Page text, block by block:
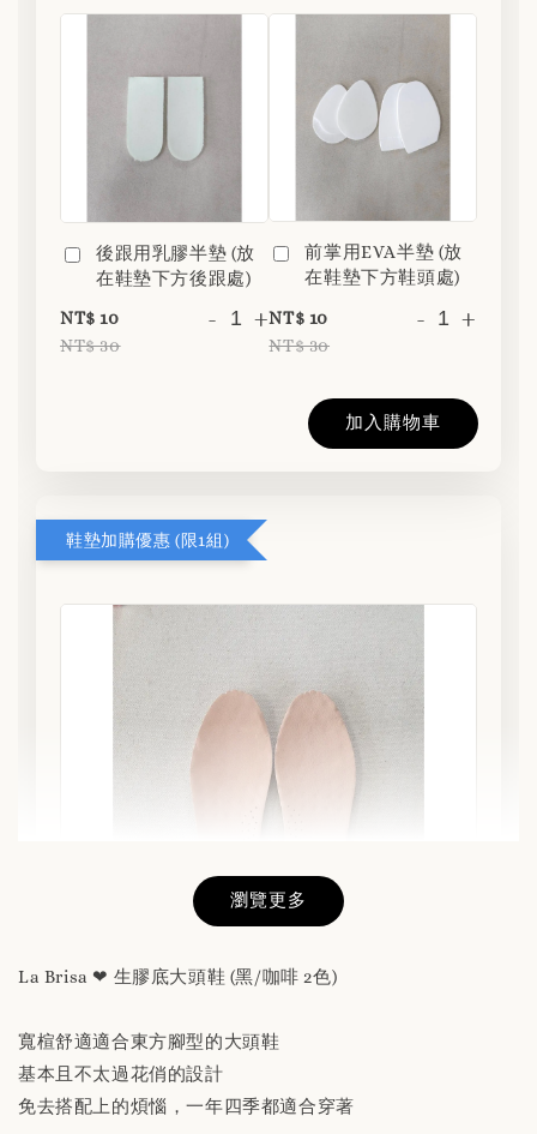
後跟用乳膠半墊 (放
在鞋墊下方後跟處)
NT$ 10
NT$ 30
- +
前掌用EVA半墊 (放
在鞋墊下方鞋頭處)
NT$ 10
NT$ 30
- +
加入購物車
鞋墊加購優惠 (限1組)
替換用真皮鞋墊 「購買前請務必閱讀商品敘述
說明」
瀏覽更多
La Brisa ❤ 生膠底大頭鞋 (黑/咖啡 2色)
寬楦舒適適合東方腳型的大頭鞋
基本且不太過花俏的設計
免去搭配上的煩惱，一年四季都適合穿著